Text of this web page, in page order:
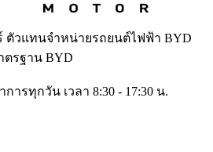
ตัวแทนจำหน่ายรถยนต์ไฟฟ้า BYD
รฐาน BYD
ารทุกวัน เวลา 8:30 - 17:30 น.